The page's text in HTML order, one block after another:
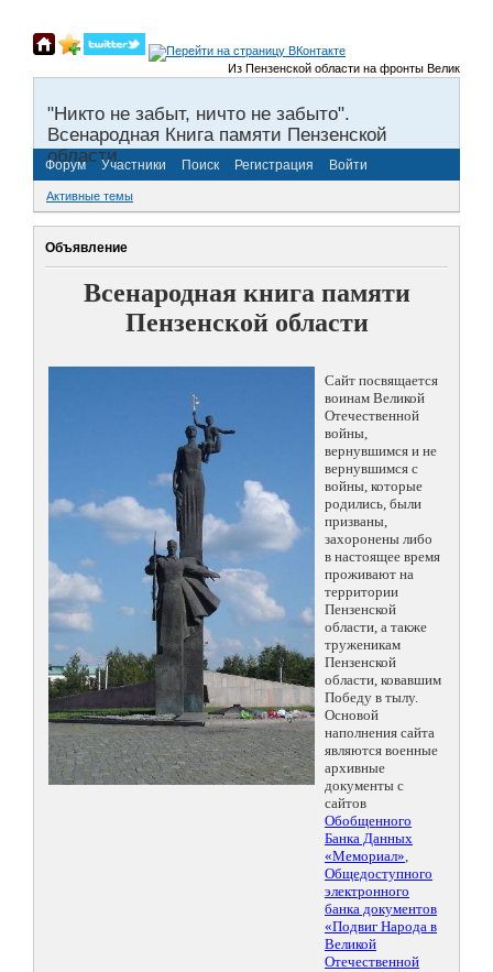
Из Пензенской области на фронты Великой
"Никто не забыт, ничто не забыто".
Всенародная Книга памяти Пензенской
области.
Форум Участники Поиск Регистрация Войти
Активные темы
Объявление
Всенародная книга памяти
Пензенской области
Сайт посвящается
воинам Великой
Отечественной
войны,
вернувшимся и не
вернувшимся с
войны, которые
родились, были
призваны,
захоронены либо
в настоящее время
проживают на
территории
Пензенской
области, а также
труженикам
Пензенской
области, ковавшим
Победу в тылу.
Основой
наполнения сайта
являются военные
архивные
документы с
сайтов
Обобщенного
Банка Данных
«Мемориал»,
Общедоступного
электронного
банка документов
«Подвиг Народа в
Великой
Отечественной